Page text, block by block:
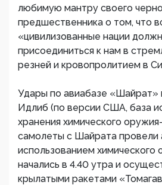
любимую мантру своего
предшественника о том, что
«цивилизованные нации
присоединиться к нам в
резней и кровопролитием в
Удары по авиабазе «Шайрат»
Идлиб (по версии США, база
хранения химического
самолеты с Шайрата провели
использованием химического
начались в 4.40 утра и
крылатыми ракетами